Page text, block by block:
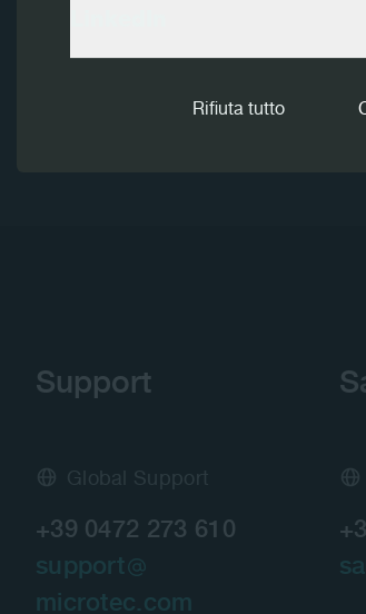
Support
Global Support
+39 0472 273 610
support
microtec.com
Rifiuta tutto